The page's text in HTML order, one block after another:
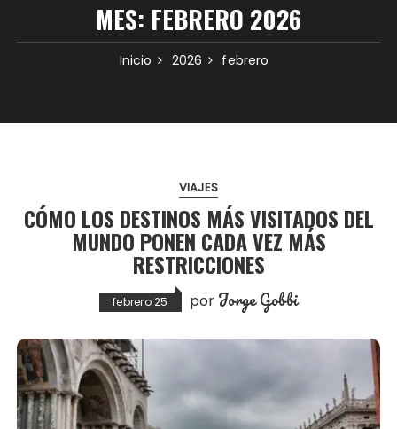
MES: FEBRERO 2026
Inicio 2026 febrero
VIAJES
CÓMO LOS DESTINOS MÁS VISITADOS DEL
MUNDO PONEN CADA VEZ MÁS
RESTRICCIONES
febrero 25 por Jorge Gobbi